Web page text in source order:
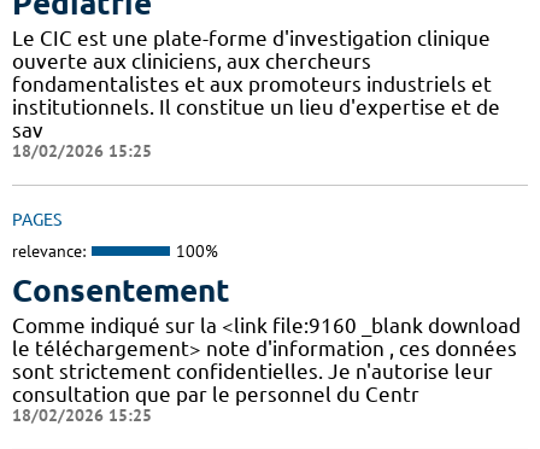
Le CIC est une plate-forme d'investigation clinique
ouverte aux cliniciens, aux chercheurs
fondamentalistes et aux promoteurs industriels et
institutionnels. Il constitue un lieu d'expertise et de
sav
18/02/2026 15:25
PAGES
relevance: 100%
Consentement
Comme indiqué sur la <link file:9160 _blank download
le téléchargement> note d'information , ces données
sont strictement confidentielles. Je n'autorise leur
consultation que par le personnel du Centr
18/02/2026 15:25